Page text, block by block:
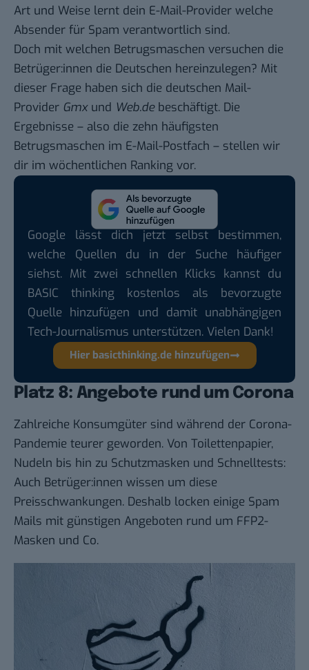
Art und Weise lernt dein E-Mail-Provider welche
Absender für Spam verantwortlich sind.
Doch mit welchen Betrugsmaschen versuchen die
Betrüger:innen die Deutschen hereinzulegen? Mit
dieser Frage haben sich die deutschen Mail-
Provider Gmxund Web.debeschäftigt. Die
Ergebnisse – also die zehn häufigsten
Betrugsmaschen im E-Mail-Postfach – stellen wir
dir im wöchentlichen Ranking vor.
Google lässt dich jetzt selbst bestimmen,
welche Quellen du in der Suche häufiger
siehst. Mit zwei schnellen Klicks kannst du
BASIC thinking kostenlos als bevorzugte
Quelle hinzufügen und damit unabhängigen
Tech-Journalismus unterstützen. Vielen Dank!
Hier basicthinking.de hinzufügen
Platz 8: Angebote rund um Corona
Zahlreiche Konsumgüter sind während der Corona-
Pandemie teurer geworden. Von Toilettenpapier,
Nudeln bis hin zu Schutzmasken und Schnelltests:
Auch Betrüger:innen wissen um diese
Preisschwankungen. Deshalb locken einige Spam
Mails mit günstigen Angeboten rund um FFP2-
Masken und Co.